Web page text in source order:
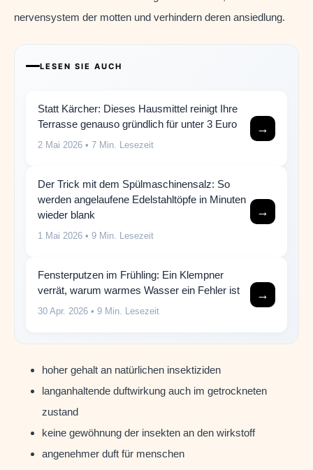
nervensystem der motten und verhindern deren ansiedlung.
LESEN SIE AUCH
Statt Kärcher: Dieses Hausmittel reinigt Ihre
Terrasse genauso gründlich für unter 3 Euro
2 Mai 2026 • 7 Min. Lesezeit
→
Der Trick mit dem Spülmaschinensalz: So
werden angelaufene Edelstahltöpfe in Minuten
wieder blank
1 Mai 2026 • 9 Min. Lesezeit
→
Fensterputzen im Frühling: Ein Klempner
verrät, warum warmes Wasser ein Fehler ist
30 Apr. 2026 • 9 Min. Lesezeit
→
hoher gehalt an natürlichen insektiziden
langanhaltende duftwirkung auch im getrockneten
zustand
keine gewöhnung der insekten an den wirkstoff
angenehmer duft für menschen